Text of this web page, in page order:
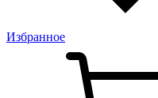
Избранное